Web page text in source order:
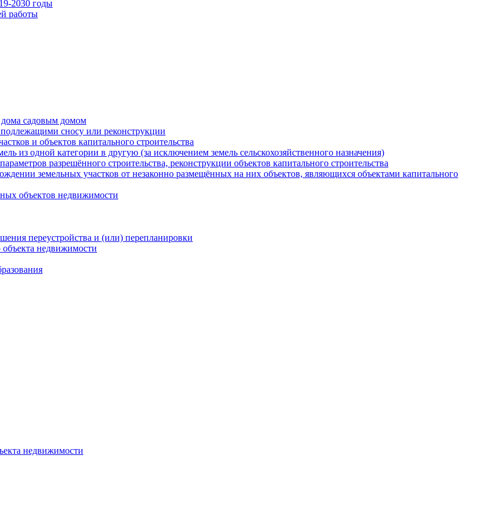
2030 годы
работы
садовым домом
сносу или реконструкции
и объектов капитального строительства
из одной категории в другую (за исключением земель сельскохозяйственного назначения)
разрешённого строительства, реконструкции объектов капитального строительства
земельных участков от незаконно размещённых на них объектов, являющихся объектами капитального
объектов недвижимости
переустройства и (или) перепланировки
объекта недвижимости
недвижимости